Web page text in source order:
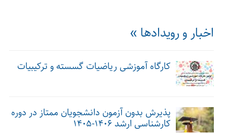
اخبار و رویدادها »
کارگاه آموزشی ریاضیات گسسته و ترکیبیات
پذیرش بدون آزمون دانشجویان ممتاز در دوره
کارشناسی ارشد ۱۴۰۶-۱۴۰۵